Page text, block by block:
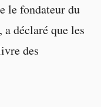
le fondateur du
déclaré que les
des